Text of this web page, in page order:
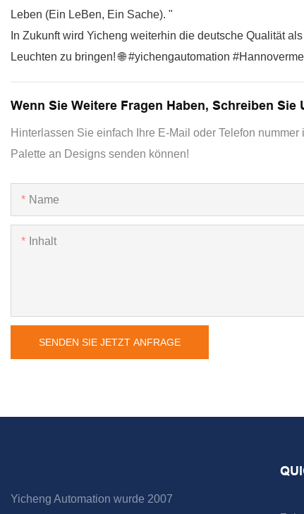
Leben (Ein LeBen, Ein Sache). "
In Zukunft wird Yicheng weiterhin die deutsche Qualität
Leuchten zu bringen! 🌐 #yichengautomation
Wenn Sie Weitere Fragen Haben, Schreiben Sie
Hinterlassen Sie einfach Ihre E-Mail oder Telefon
Palette an Designs senden können!
Name
Inhalt
SENDEN SIE JETZT ANFRAGE
Yicheng Automation wurde 2007